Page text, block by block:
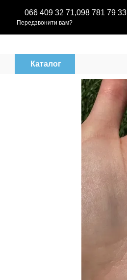
066 409 32 71,098 781 79 33
Передзвонити вам?
Каталог